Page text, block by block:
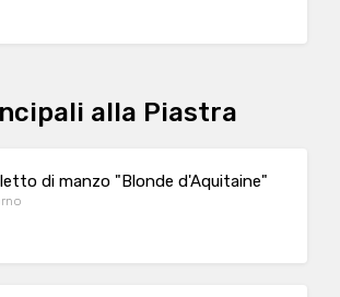
alla Piastra
di manzo "Blonde d'Aquitaine"